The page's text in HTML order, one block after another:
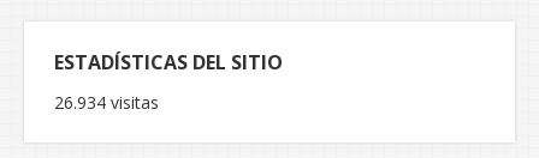
ESTADÍSTICAS DEL SITIO
26.934 visitas